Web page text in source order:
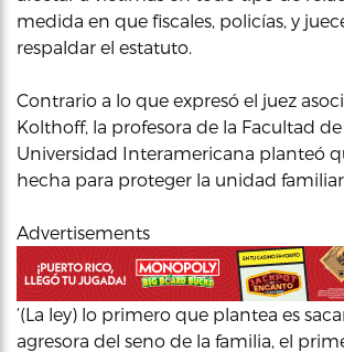
medida en que fiscales, policías, y
respaldar el estatuto.
Contrario a lo que expresó el juez
Kolthoff, la profesora de la Facultad
Universidad Interamericana planteó
hecha para proteger la unidad
Advertisements
‘(La ley) lo primero que plantea es
agresora del seno de la familia, el